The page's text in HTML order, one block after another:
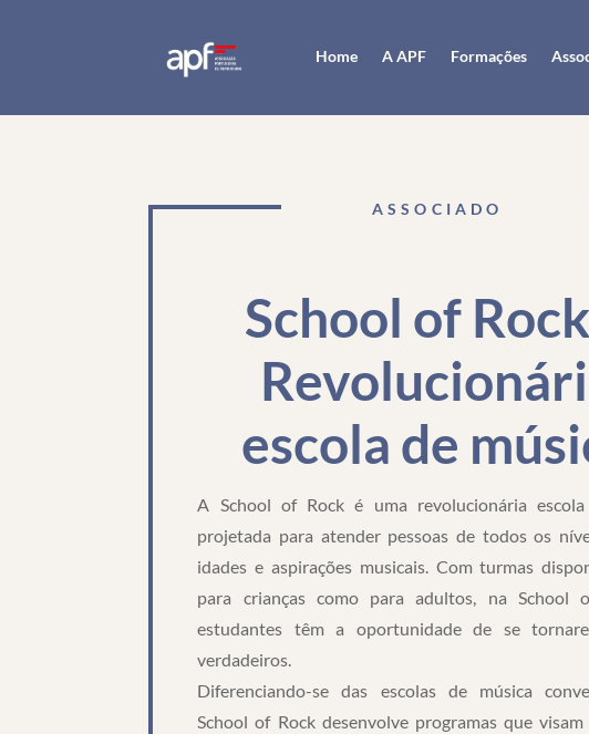
Home A APF Formações
ASSOCIADO
School of
R
escola de
A School of Rock é uma revolucionária
projetada para atender pessoas de todos os
idades e aspirações musicais. Com turmas
para crianças como para adultos, na School
estudantes têm a oportunidade de se
verdadeiros.
Diferenciando-se das escolas de música
School of Rock desenvolve programas que